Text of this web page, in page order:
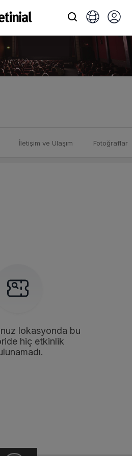
İletişim ve Ulaşım Fotoğraflar
lokasyonda bu
hiç etkinlik